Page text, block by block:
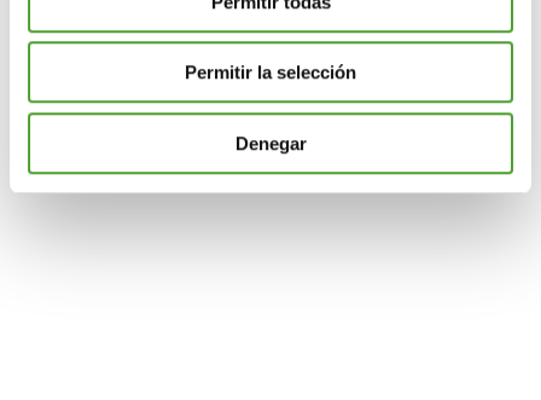
Las cookies de este sitio web se usan para personalizar
el contenido y los anuncios, ofrecer funciones de redes
sociales y analizar el tráfico. Además, compartimos
información sobre el uso que haga del sitio web con
web, quienes pueden combinarla con otra información
Permitir la selección
Denegar